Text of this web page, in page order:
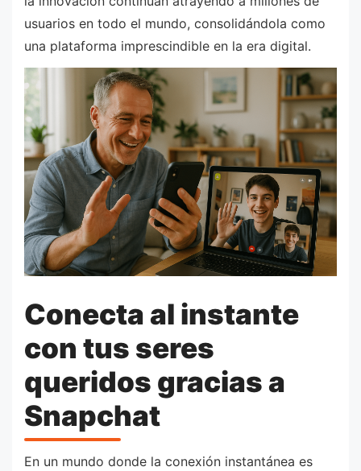
usuarios en todo el mundo, consolidándola como
una plataforma imprescindible en la era digital.
Conecta al instante
con tus seres
queridos gracias a
Snapchat
En un mundo donde la conexión instantánea es